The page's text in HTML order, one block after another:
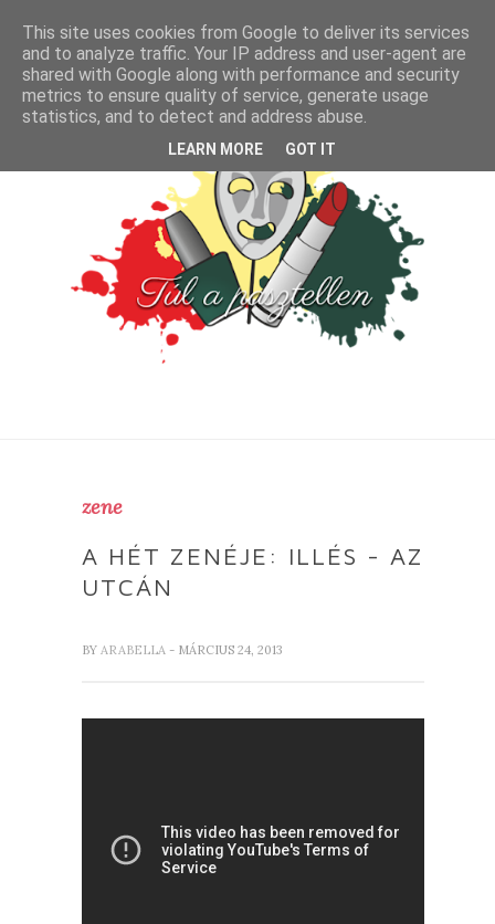
zene
A HÉT ZENÉJE: ILLÉS - AZ
UTCÁN
BY ARABELLA - MÁRCIUS 24, 2013
This site uses cookies from Google to deliver its services
and to analyze traffic. Your IP address and user-agent are
shared with Google along with performance and security
metrics to ensure quality of service, generate usage
statistics, and to detect and address abuse.
LEARN MORE GOT IT